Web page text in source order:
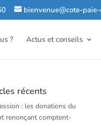
bienvenue@cote-
? Actus et conseils
récents
: les donations du
renonçant comptent-